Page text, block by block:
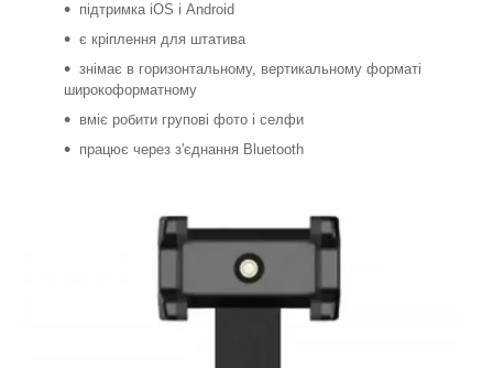
підтримка iOS і Android
є кріплення для штатива
знімає в горизонтальному, вертикальному форматі
широкоформатному
вміє робити групові фото і селфи
працює через з'єднання Bluetooth